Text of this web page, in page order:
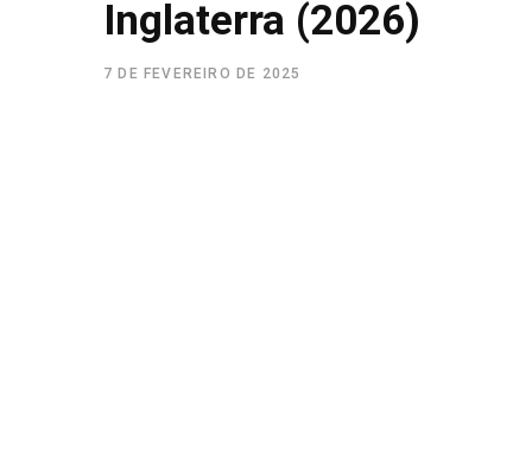
Inglaterra (2026)
7 DE FEVEREIRO DE 2025